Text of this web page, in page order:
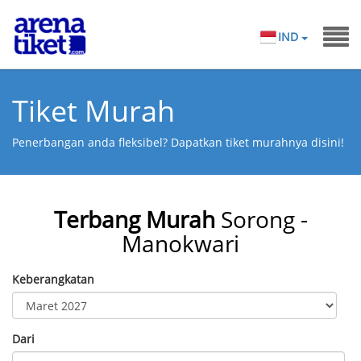
IND
Tiket Murah
Penerbangan anda fleksibel? Dapatkan tiket murahnya disini!
Terbang Murah Sorong -
Manokwari
Keberangkatan
Dari